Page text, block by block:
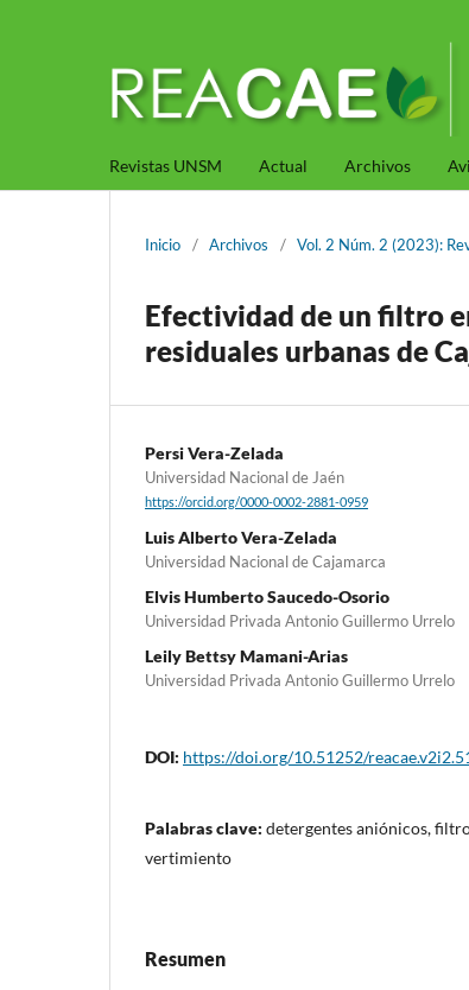
Revistas UNSM Actual Archivos
Inicio / Archivos / Vol. 2 Núm. 2 (2023):
Efectividad de un filtro
residuales urbanas de
Persi Vera-Zelada
Universidad Nacional de Jaén
https://orcid.org/0000-0002-2881-0959
Luis Alberto Vera-Zelada
Universidad Nacional de Cajamarca
Elvis Humberto Saucedo-Osorio
Universidad Privada Antonio Guillermo Urrelo
Leily Bettsy Mamani-Arias
Universidad Privada Antonio Guillermo Urrelo
DOI: https://doi.org/10.51252/
Palabras clave: detergentes aniónicos,
vertimiento
Resumen